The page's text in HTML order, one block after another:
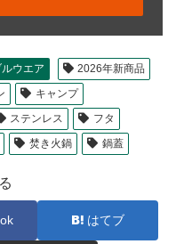
ウエア
2026年新商品
キャンプ
ステンレス
フタ
焚き火鍋 鍋蓋
はてブ